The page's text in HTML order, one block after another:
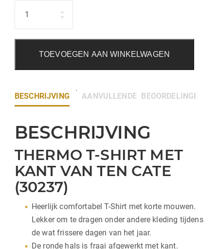
TOEVOEGEN AAN WINKELWAGEN
BESCHRIJVING AANVULLENDE INFORMATIE
BEOORDELINGEN (0)
BESCHRIJVING
THERMO T-SHIRT MET
KANT VAN TEN CATE
(30237)
Heerlijk comfortabel T-Shirt met korte mouwen.
Lekker om te dragen onder andere kleding tijdens
de wat frissere dagen van het jaar.
De ronde hals is fraai afgewerkt met kant.